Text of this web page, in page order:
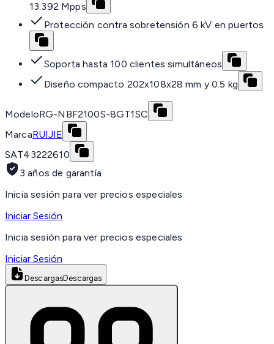
13.392 Mpps
Protección contra sobretensión 6 kV en puertos
Soporta hasta 100 clientes simultáneos
Diseño compacto 202x108x28 mm y 0.5 kg
ModeloRG-NBF2100S-8GT1SC
MarcaRUIJIE
SAT43222610
3 años de garantía
Inicia sesión para ver precios especiales
Iniciar Sesión
Inicia sesión para ver precios especiales
Iniciar Sesión
DescargasDescargas